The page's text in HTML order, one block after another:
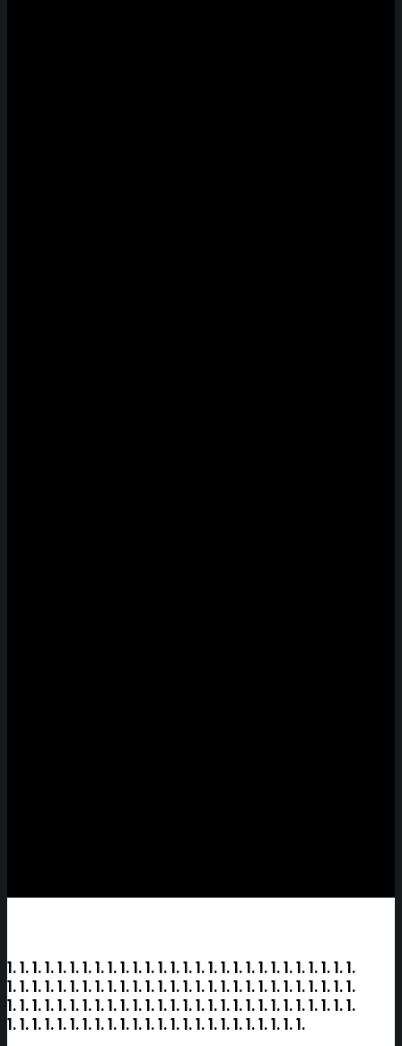
1. 1. 1. 1. 1. 1. 1. 1. 1. 1. 1. 1. 1. 1. 1. 1. 1. 1. 1. 1. 1. 1. 1. 1. 1. 1. 1. 1.
1. 1. 1. 1. 1. 1. 1. 1. 1. 1. 1. 1. 1. 1. 1. 1. 1. 1. 1. 1. 1. 1. 1. 1. 1. 1. 1. 1.
1. 1. 1. 1. 1. 1. 1. 1. 1. 1. 1. 1. 1. 1. 1. 1. 1. 1. 1. 1. 1. 1. 1. 1. 1. 1. 1. 1.
1. 1. 1. 1. 1. 1. 1. 1. 1. 1. 1. 1. 1. 1. 1. 1. 1. 1. 1. 1. 1. 1. 1. 1.